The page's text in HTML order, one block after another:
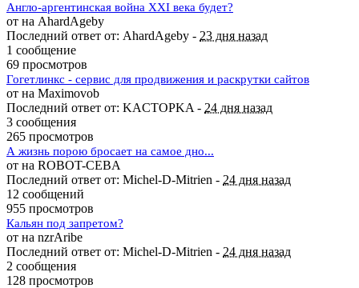
Англо-аргентинская война XXI века будет?
от на AhardAgeby
Последний ответ от: AhardAgeby - 23 дня назад
1 сообщение
69 просмотров
Гогетлинкс - сервис для продвижения и раскрутки сайтов
от на Maximovob
Последний ответ от: KACTOPKA - 24 дня назад
3 сообщения
265 просмотров
А жизнь порою бросает на самое дно...
от на ROBOT-CEBA
Последний ответ от: Michel-D-Mitrien - 24 дня назад
12 сообщений
955 просмотров
Кальян под запретом?
от на nzrAribe
Последний ответ от: Michel-D-Mitrien - 24 дня назад
2 сообщения
128 просмотров